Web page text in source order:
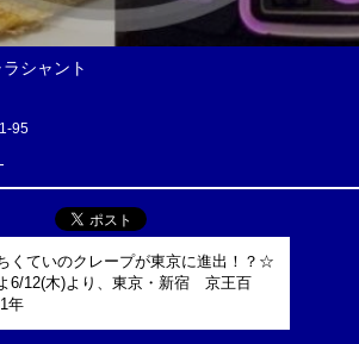
シャント
95
くていのクレープが東京に進出！？☆
6/12(木)より、東京・新宿 京王百
年